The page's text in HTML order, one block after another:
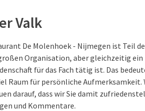
Valk
De Molenhoek - Nijmegen ist Teil
Organisation, aber gleichzeitig
für das Fach tätig ist. Das
Raum für persönliche
darauf, dass wir Sie damit
und Kommentare.